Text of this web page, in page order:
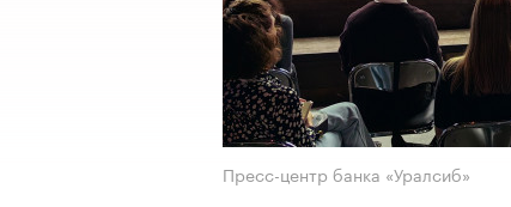
Пресс-центр банка «Уралсиб»